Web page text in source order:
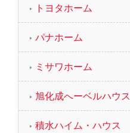
トヨタホーム
パナホーム
ミサワホーム
旭化成へーベルハウス
積水ハイム・ハウス